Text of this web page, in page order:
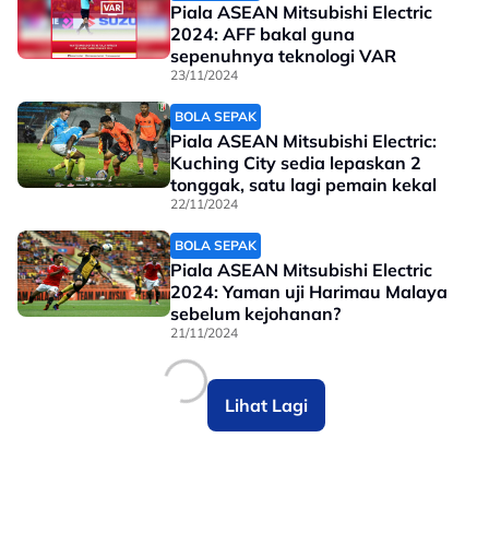
Piala ASEAN Mitsubishi Electric
2024: AFF bakal guna
sepenuhnya teknologi VAR
23/11/2024
BOLA SEPAK
Piala ASEAN Mitsubishi Electric:
Kuching City sedia lepaskan 2
tonggak, satu lagi pemain kekal
22/11/2024
BOLA SEPAK
Piala ASEAN Mitsubishi Electric
2024: Yaman uji Harimau Malaya
sebelum kejohanan?
21/11/2024
Lihat Lagi